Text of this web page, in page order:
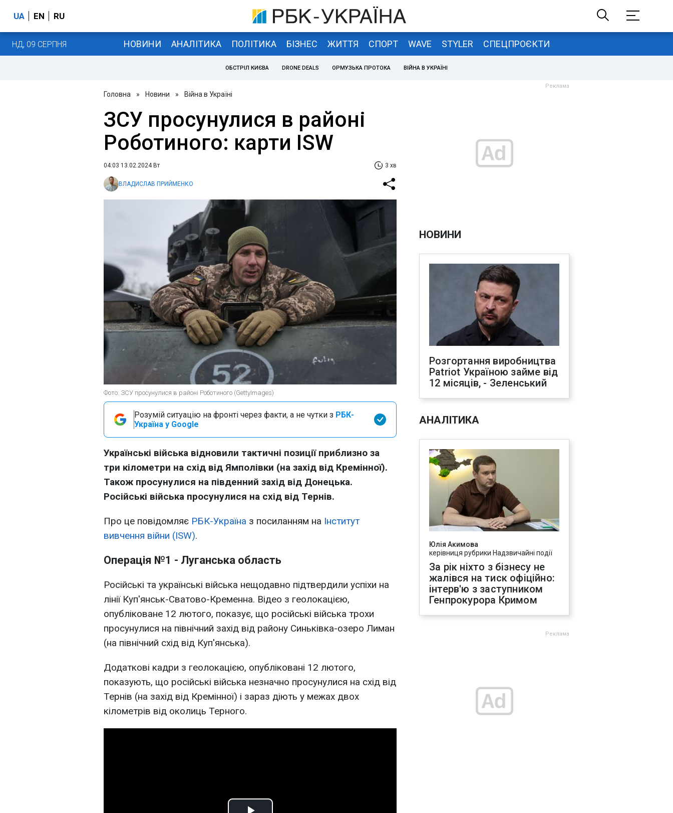
UA EN RU
НД, 09 СЕРПНЯ НОВИНИ АНАЛІТИКА ПОЛІТИКА БІЗНЕС ЖИТТЯ СПОРТ WAVE STYLER СПЕЦПРОЄКТИ
ОБСТРІЛ КИЄВА DRONE DEALS ОРМУЗЬКА ПРОТОКА ВІЙНА В УКРАЇНІ
Головна » Новини » Війна в Україні
ЗСУ просунулися в районі
Роботиного: карти ISW
04:03 13.02.2024 Вт 3 хв
ВЛАДИСЛАВ ПРИЙМЕНКО
Фото: ЗСУ просунулися в районі Роботиного (GettyImages)
Розумій ситуацію на фронті через факти, а не чутки з РБК-
Україна у Google
Українські війська відновили тактичні позиції приблизно за
три кілометри на схід від Ямполівки (на захід від Кремінної).
Також просунулися на південний захід від Донецька.
Російські війська просунулися на схід від Тернів.
Про це повідомляє РБК-Україна з посиланням на Інститут
вивчення війни (ISW).
Операція №1 - Луганська область
Російські та українські війська нещодавно підтвердили успіхи на
лінії Куп'янськ-Сватово-Кременна. Відео з геолокацією,
опубліковане 12 лютого, показує, що російські війська трохи
просунулися на північний захід від району Синьківка-озеро Лиман
(на північний схід від Куп'янська).
Додаткові кадри з геолокацією, опубліковані 12 лютого,
показують, що російські війська незначно просунулися на схід від
Тернів (на захід від Кремінної) і зараз діють у межах двох
кілометрів від околиць Терного.
НОВИНИ
Розгортання виробництва
Patriot Україною займе від
12 місяців, - Зеленський
АНАЛІТИКА
Юлія Акимова
керівниця рубрики Надзвичайні події
За рік ніхто з бізнесу не
жалівся на тиск офіційно:
інтерв'ю з заступником
Генпрокурора Кримом